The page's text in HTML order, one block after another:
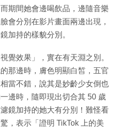
期間她會邊喝飲品，邊隨音樂
會分別在影片畫面兩邊出現，
加持的樣貌分別。
覺效果」，實在有天淵之別。
那邊時，膚色明顯白皙，五官
當不錯，說其是妙齡少女倒也
邊時，隨即現出切合其 50 歲
鏡加持的她大有分別！難怪看
，表示「證明 TikTok 上的美